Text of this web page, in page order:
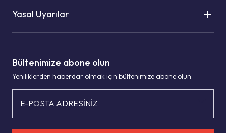
Bültenimize abone olun
Yeniliklerden haberdar olmak için bültenimize abone olun.
E-POSTA ADRESİNİZ
Yasal Uyarılar